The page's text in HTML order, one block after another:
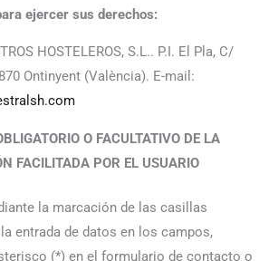
ejercer sus derechos:
HOSTELEROS, S.L.. P.I. El Pla, C/
Ontinyent (València). E-mail:
O FACULTATIVO DE LA
FACILITADA POR EL USUARIO
la marcación de las casillas
entrada de datos en los campos,
(*) en el formulario de contacto o